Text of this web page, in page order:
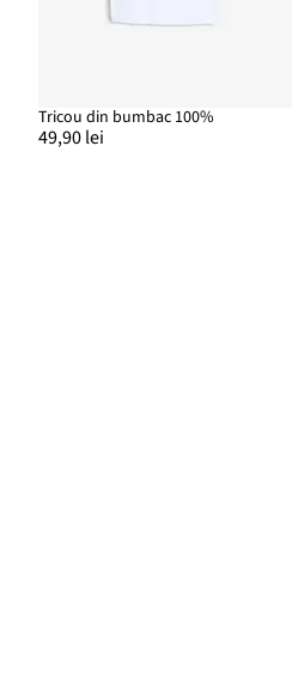
Tricou din bumbac 100%
49,90 lei